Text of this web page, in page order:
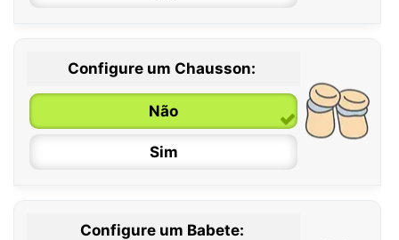
0 / 6 meses
6 / 12 meses
12 / 18 meses
Configure um Chausson:
Não
Sim
Configure um Babete: